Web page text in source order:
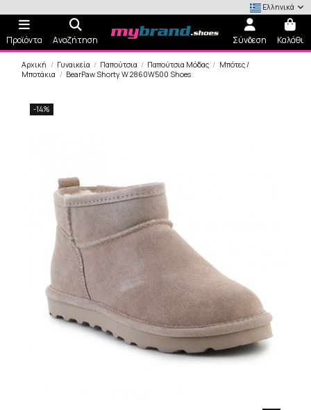
Ελληνικά
Προϊόντα Αναζήτηση Σύνδεση Καλάθι
Αρχική Γυναικεία Παπούτσια Παπούτσια Μόδας
Μπότες /
Μποτάκια
BearPaw Shorty W 2860W500 Shoes
-14%